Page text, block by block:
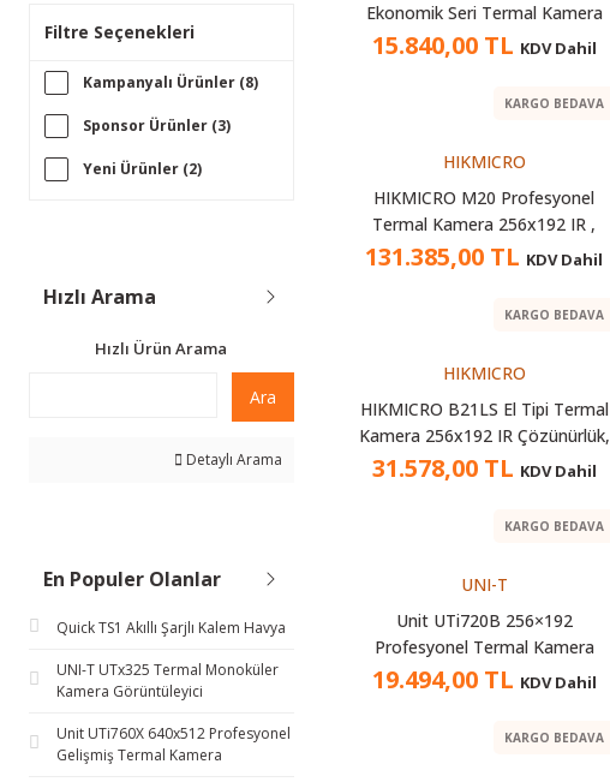
SUNSHINE (2)
FNIRSI (1)
Mechanic (1)
Refline (1)
Filtre Seçenekleri
Kampanyalı Ürünler (8)
Sponsor Ürünler (3)
Yeni Ürünler (2)
Hızlı Arama
Hızlı Ürün Arama
Ara
Detaylı Arama
En Populer Olanlar
Quick TS1 Akıllı Şarjlı Kalem Havya
UNI-T UTx325 Termal Monoküler
Kamera Görüntüleyici
Unit UTi760X 640x512 Profesyonel
Gelişmiş Termal Kamera
Ekonomik Seri Termal Kamera
15.840,00 TL KDV Dahil
KARGO BEDAVA
HIKMICRO
HIKMICRO M20 Profesyonel
Termal Kamera 256x192 IR ,
SuperIR 512x384, -20°C~550°C
131.385,00 TL KDV Dahil
KARGO BEDAVA
HIKMICRO
HIKMICRO B21LS El Tipi Termal
Kamera 256x192 IR Çözünürlük,
-20°C~550°C, Wi-Fi Destekli
31.578,00 TL KDV Dahil
KARGO BEDAVA
UNI-T
Unit UTi720B 256×192
Profesyonel Termal Kamera
19.494,00 TL KDV Dahil
KARGO BEDAVA